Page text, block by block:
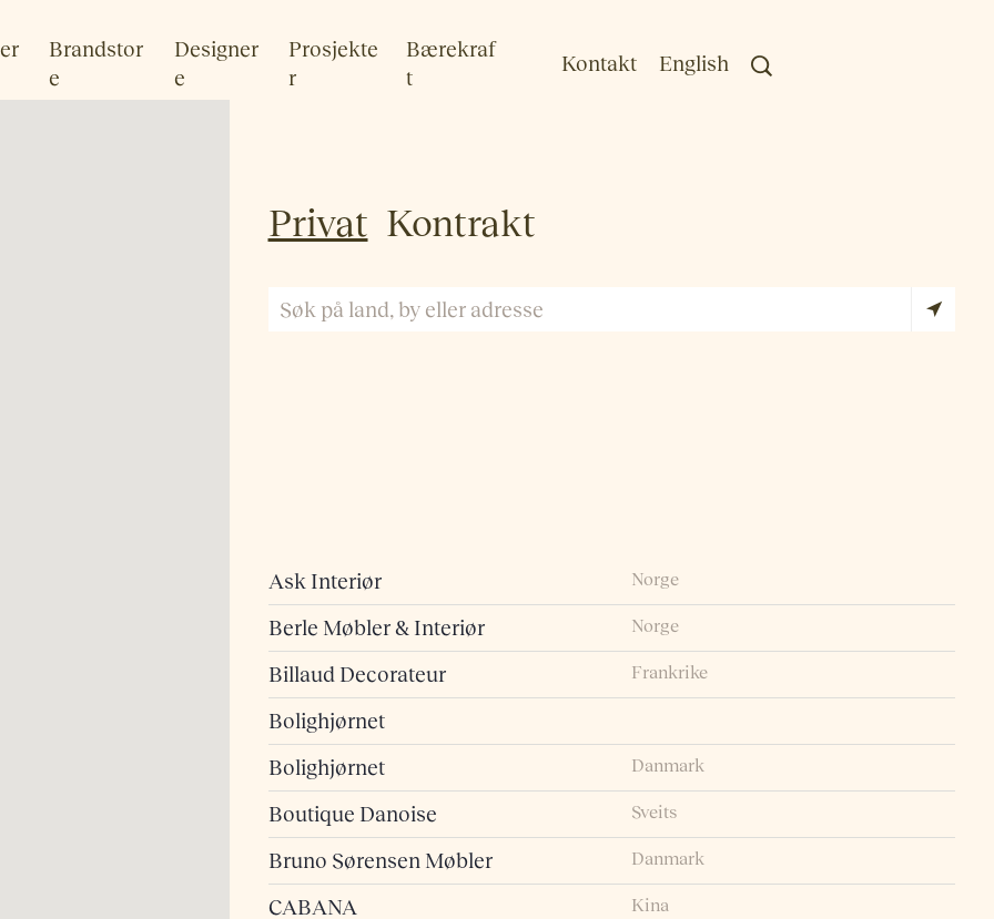
Brandstor
e
Designer
e
Prosjekte
r
Bærekraf
t
Kontakt English
Privat Kontrakt
Ask Interiør Norge
Berle Møbler & Interiør Norge
Billaud Decorateur Frankrike
Bolighjørnet
Bolighjørnet
Danmark
Boutique Danoise Sveits
Bruno Sørensen Møbler Danmark
CABANA Kina